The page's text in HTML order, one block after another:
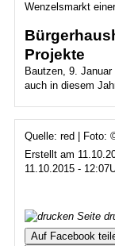
Wenzelsmarkt
Projekte
Bautzen, 9.
auch in diesem
Quelle: red | Foto:
Erstellt am
11.10.2015 -
Seite
Auf Facebook